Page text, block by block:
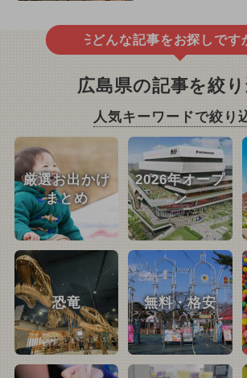
どんな記事をお探しです
広島県の記事を絞
人気キーワードで絞り
厳選お出かけ
まとめ
2026年オープ
ン
恐竜 無料・格安